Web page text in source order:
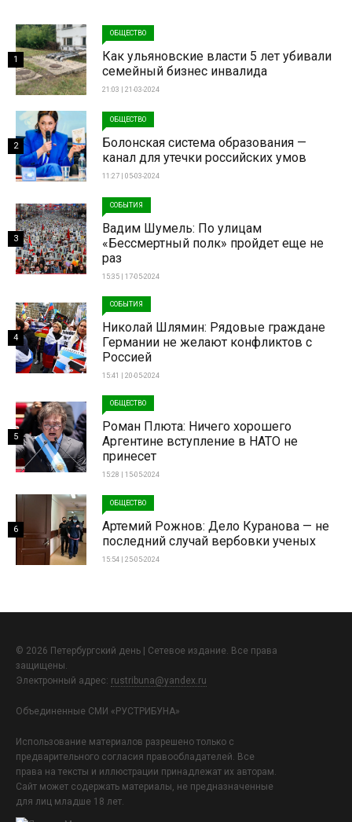
ОБЩЕСТВО
Как ульяновские власти 5 лет убивали
семейный бизнес инвалида
21:03 | 21-03-2024
1
ОБЩЕСТВО
Болонская система образования —
канал для утечки российских умов
11:27 | 05-03-2024
2
СОБЫТИЯ
Вадим Шумель: По улицам
«Бессмертный полк» пройдет еще не
раз
15:35 | 17-05-2024
3
СОБЫТИЯ
Николай Шлямин: Рядовые граждане
Германии не желают конфликтов с
Россией
15:41 | 20-05-2024
4
ОБЩЕСТВО
Роман Плюта: Ничего хорошего
Аргентине вступление в НАТО не
принесет
15:28 | 15-05-2024
5
ОБЩЕСТВО
Артемий Рожнов: Дело Куранова — не
последний случай вербовки ученых
15:54 | 25-05-2024
6
© 2026 Петербургский день | Сетевое издание. Все права
защищены.
Электронный адрес: rustribuna@yandex.ru
Объединенные СМИ «РУСТРИБУНА»
Использование материалов разрешено только с
предварительного согласия правообладателей. Все
права на тексты и иллюстрации принадлежат их авторам.
Сайт может содержать материалы, не предназначенные
для лиц младше 18 лет.